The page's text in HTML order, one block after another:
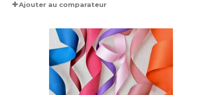
Ajouter au comparateur